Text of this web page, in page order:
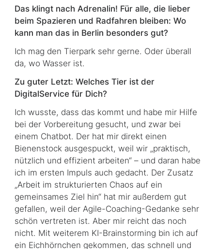
Das klingt nach Adrenalin! Für alle, die lieber
beim Spazieren und Radfahren bleiben: Wo
kann man das in Berlin besonders gut?
Ich mag den Tierpark sehr gerne. Oder überall
da, wo Wasser ist.
Zu guter Letzt: Welches Tier ist der
DigitalService für Dich?
Ich wusste, dass das kommt und habe mir Hilfe
bei der Vorbereitung gesucht, und zwar bei
einem Chatbot. Der hat mir direkt einen
Bienenstock ausgespuckt, weil wir „praktisch,
nützlich und effizient arbeiten“ – und daran habe
ich im ersten Impuls auch gedacht. Der Zusatz
„Arbeit im strukturierten Chaos auf ein
gemeinsames Ziel hin“ hat mir auß­er­dem gut
gefallen, weil der Agile-Coaching-Gedanke sehr
schön vertreten ist. Aber mir reicht das noch
nicht. Mit wei­ter­em KI-Brainstorming bin ich auf
ein Eichhörnchen gekommen, das schnell und